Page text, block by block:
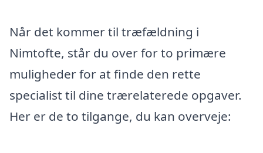
Når det kommer til træfældning i
Nimtofte, står du over for to primære
muligheder for at finde den rette
specialist til dine trærelaterede opgaver.
Her er de to tilgange, du kan overveje: